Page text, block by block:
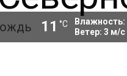
11 °C Влажность:
Ветер: 3 м/с